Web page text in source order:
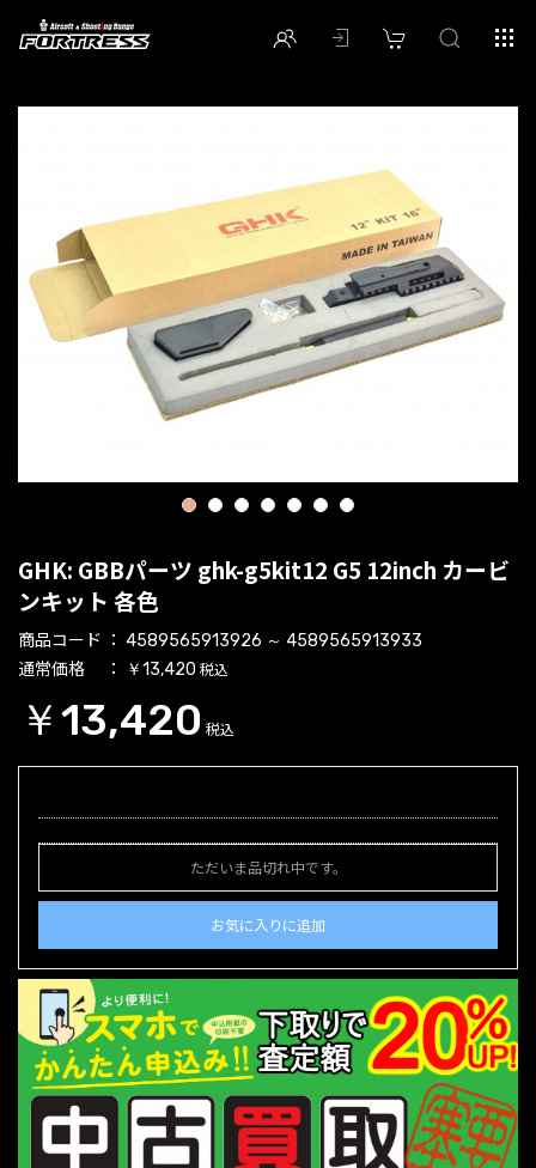
1 2 3 4 5 6 7
GHK: GBBパーツ ghk-g5kit12 G5 12inch カービ
ンキット 各色
商品コード 4589565913926 ～ 4589565913933
通常価格 ￥13,420 税込
￥13,420 税込
ただいま品切れ中です。
お気に入りに追加